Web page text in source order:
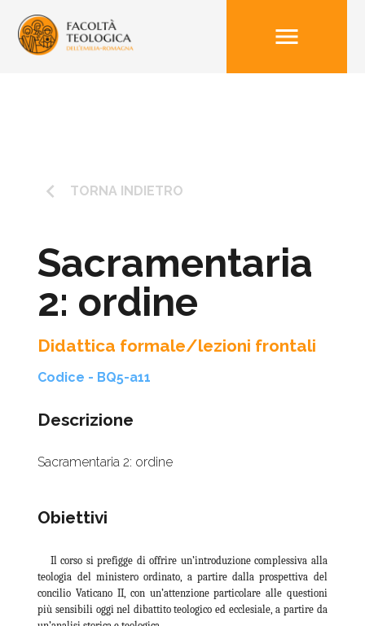
menu
keyboard_arrow_left TORNA INDIETRO
Sacramentaria
2: ordine
Didattica formale/lezioni frontali
Codice - BQ5-a11
Descrizione
Sacramentaria 2: ordine
Obiettivi
Il corso si prefigge di offrire un’introduzione complessiva alla
teologia del ministero ordinato, a partire dalla prospettiva del
concilio Vaticano II, con un’attenzione particolare alle questioni
più sensibili oggi nel dibattito teologico ed ecclesiale, a partire da